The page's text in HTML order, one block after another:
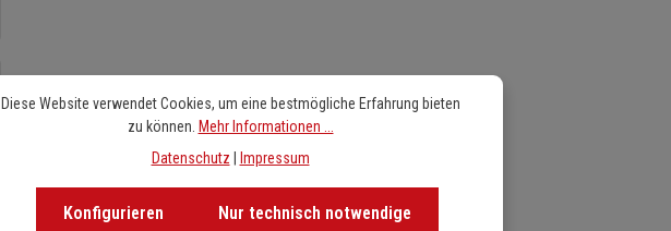
Diese Website verwendet Cookies, um eine bestmögliche Erfahrung bieten
zu können. Mehr Informationen ...
Datenschutz | Impressum
Nur technisch notwendige
Konfigurieren